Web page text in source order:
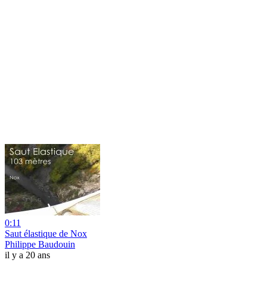
0:11
Saut élastique de Nox
Philippe Baudouin
il y a 20 ans